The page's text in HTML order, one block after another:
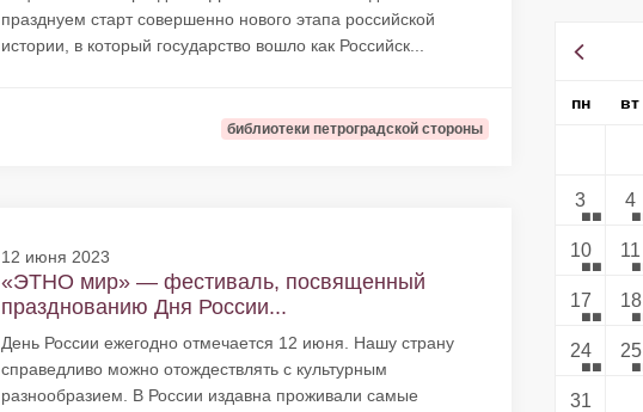
празднуем старт совершенно нового этапа российской
истории, в который государство вошло как Российск...
библиотеки петроградской стороны
12 июня 2023
«ЭТНО мир» — фестиваль, посвященный
празднованию Дня России...
День России ежегодно отмечается 12 июня. Нашу страну
справедливо можно отождествлять с культурным
разнообразием. В России издавна проживали самые
пн вт
3 4
10 11
17 18
24 25
31